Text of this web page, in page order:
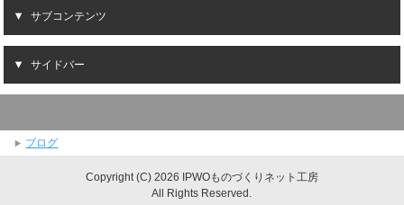
サブコンテンツ
サイドバー
ブログ
Copyright (C) 2026 IPWOものづくりネット工房
All Rights Reserved.